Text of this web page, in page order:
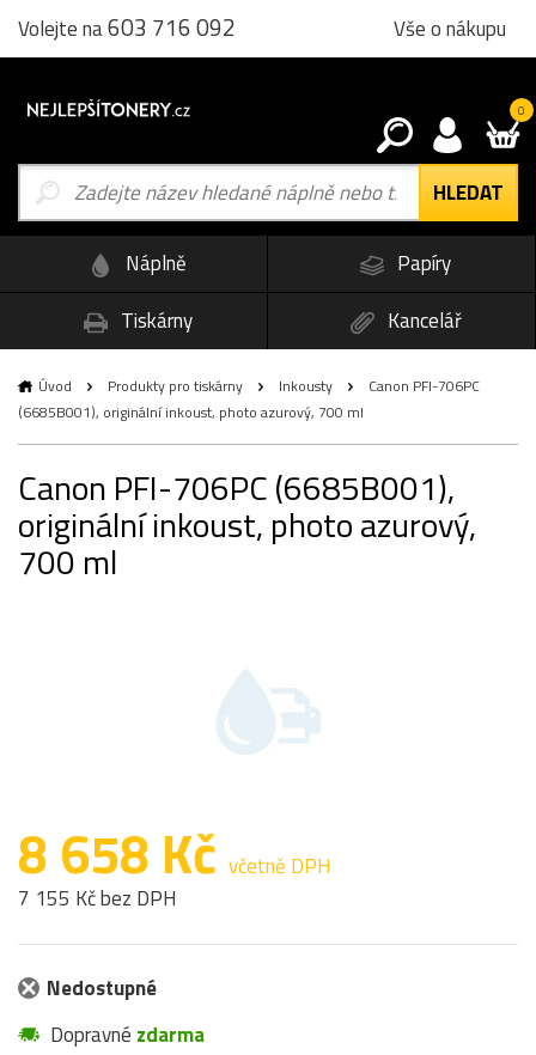
Volejte na603 716 092 Vše o nákupu
0
Náplně
Papíry
Tiskárny
Kancelář
Úvod Produkty pro tiskárny Inkousty
Canon PFI-706PC
(6685B001), originální inkoust, photo azurový, 700 ml
Canon PFI-706PC (6685B001),
originální inkoust, photo azurový,
700 ml
8 658 Kč včetně DPH
7 155 Kč bez DPH
Nedostupné
Dopravné zdarma